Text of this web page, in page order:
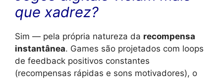
que xadrez?
Sim — pela própria natureza da recompensa
instantânea. Games são projetados com loops
de feedback positivos constantes
(recompensas rápidas e sons motivadores), o